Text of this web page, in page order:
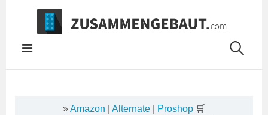
Springe
Inhalt
»Amazon Alternate Proshop 🛒